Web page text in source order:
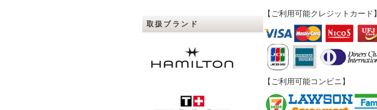
取扱ブランド
【ご利用可能クレジットカード】
【ご利用可能コンビニ】